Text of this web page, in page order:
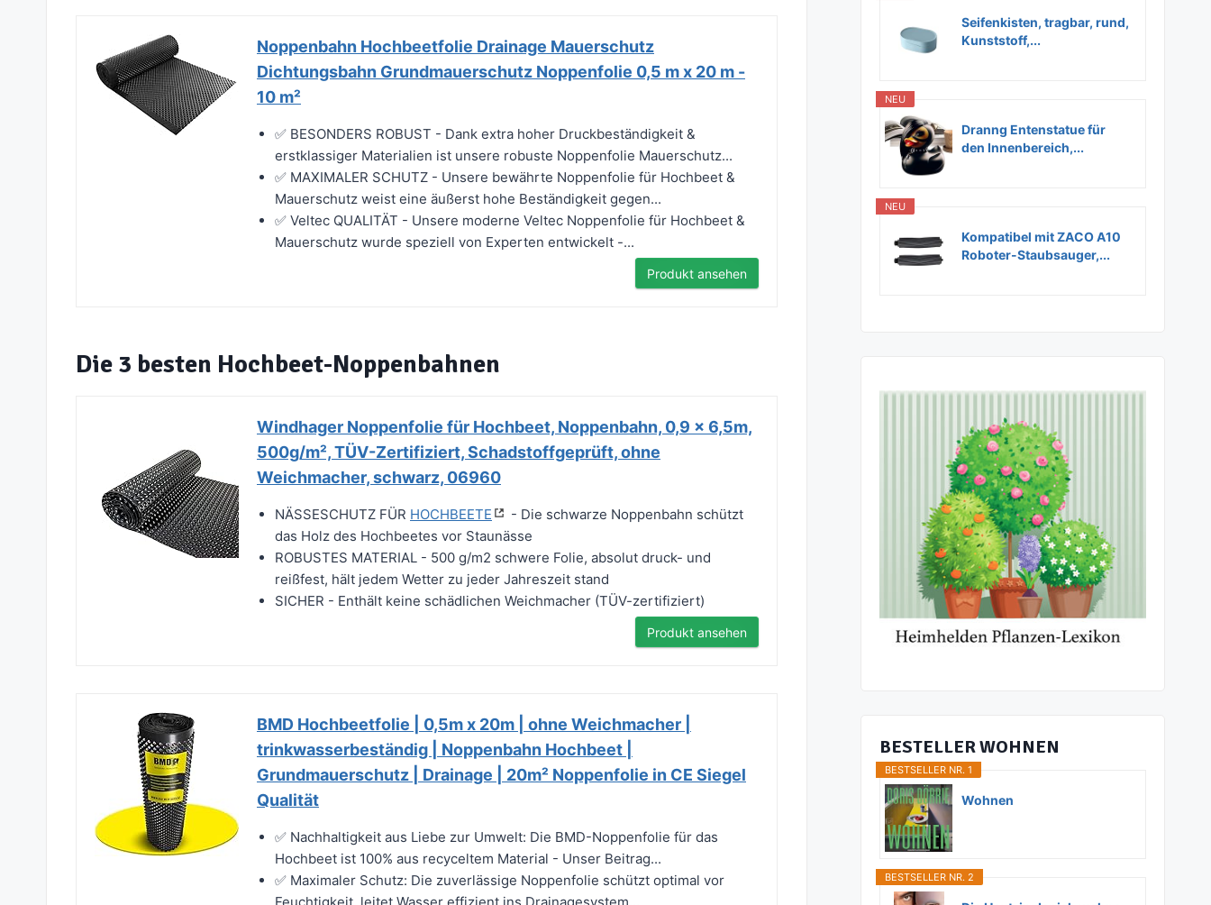
Noppenbahn Hochbeetfolie Drainage Mauerschutz
Dichtungsbahn Grundmauerschutz Noppenfolie 0,5 m x 20 m -
10 m²
✅ BESONDERS ROBUST - Dank extra hoher Druckbeständigkeit &
erstklassiger Materialien ist unsere robuste Noppenfolie Mauerschutz...
✅ MAXIMALER SCHUTZ - Unsere bewährte Noppenfolie für Hochbeet &
Mauerschutz weist eine äußerst hohe Beständigkeit gegen...
✅ Veltec QUALITÄT - Unsere moderne Veltec Noppenfolie für Hochbeet &
Mauerschutz wurde speziell von Experten entwickelt -...
Produkt ansehen
Die 3 besten Hochbeet-Noppenbahnen
Windhager Noppenfolie für Hochbeet, Noppenbahn, 0,9 x 6,5m,
500g/m², TÜV-Zertifiziert, Schadstoffgeprüft, ohne
Weichmacher, schwarz, 06960
NÄSSESCHUTZ FÜR HOCHBEETE
- Die schwarze Noppenbahn schützt
das Holz des Hochbeetes vor Staunässe
ROBUSTES MATERIAL - 500 g/m2 schwere Folie, absolut druck- und
reißfest, hält jedem Wetter zu jeder Jahreszeit stand
SICHER - Enthält keine schädlichen Weichmacher (TÜV-zertifiziert)
Produkt ansehen
BMD Hochbeetfolie | 0,5m x 20m | ohne Weichmacher |
trinkwasserbeständig | Noppenbahn Hochbeet |
Grundmauerschutz | Drainage | 20m² Noppenfolie in CE Siegel
Qualität
✅ Nachhaltigkeit aus Liebe zur Umwelt: Die BMD-Noppenfolie für das
Hochbeet ist 100% aus recyceltem Material - Unser Beitrag...
✅ Maximaler Schutz: Die zuverlässige Noppenfolie schützt optimal vor
Seifenkisten, tragbar, rund,
Kunststoff,...
NEU
Dranng Entenstatue für
den Innenbereich,...
NEU
Kompatibel mit ZACO A10
Roboter-Staubsauger,...
BESTELLER WOHNEN
BESTSELLER NR. 1
Wohnen
BESTSELLER NR. 2